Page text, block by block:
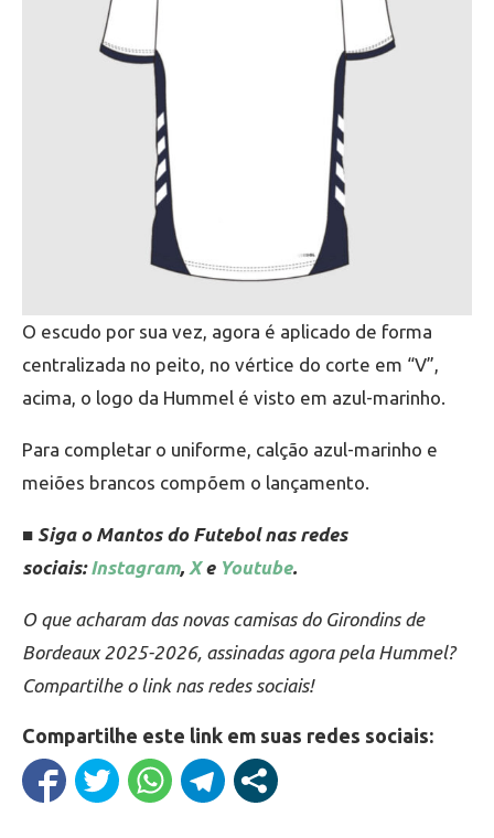
O escudo por sua vez, agora é aplicado de forma
centralizada no peito, no vértice do corte em “V”,
acima, o logo da Hummel é visto em azul-marinho.
Para completar o uniforme, calção azul-marinho e
meiões brancos compõem o lançamento.
■ Siga o Mantos do Futebol nas redes
sociais:Instagram, Xe Youtube.
O que acharam das novas camisas do Girondins de
Bordeaux 2025-2026, assinadas agora pela Hummel?
Compartilhe o link nas redes sociais!
Compartilhe este link em suas redes sociais: